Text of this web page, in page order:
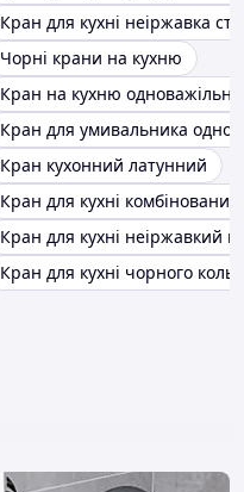
Кран для кухні неіржавка
Чорні крани на кухню
Кран на кухню
Кран для умивальника
Кран кухонний латунний
Кран для кухні
Кран для кухні неіржавкий
Кран для кухні чорного